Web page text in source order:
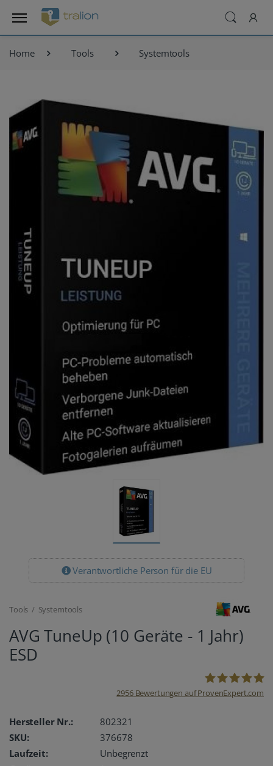
Home Tools Systemtools
Verantwortliche Person für die EU
Tools / Systemtools
AVG TuneUp (10 Geräte - 1 Jahr)
ESD
2956Bewertungen auf ProvenExpert.com
Hersteller Nr.:
802321
SKU:
376678
Laufzeit:
Unbegrenzt